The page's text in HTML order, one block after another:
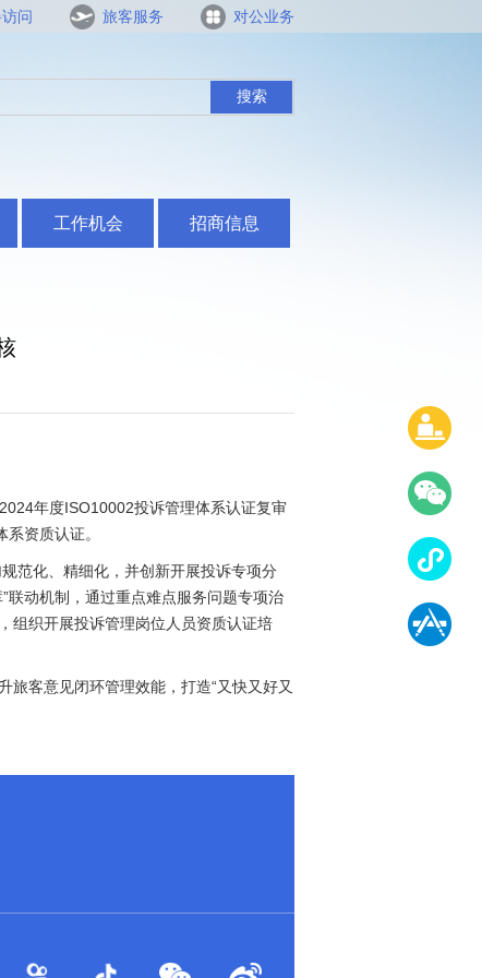
问 旅客服务 对公业务
搜索
工作机会 招商信息
年度ISO10002投诉管理体系认证复审
资质认证。
范化、精细化，并创新开展投诉专项分
联动机制，通过重点难点服务问题专项治
组织开展投诉管理岗位人员资质认证培
客意见闭环管理效能，打造“又快又好又